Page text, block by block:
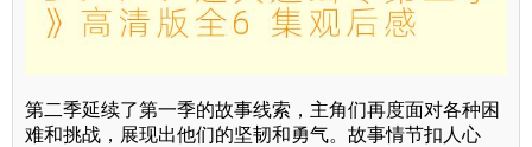
第二季延续了第一季的故事线索，主角们再度面对各种困
难和挑战，展现出他们的坚韧和勇气。故事情节扣人心